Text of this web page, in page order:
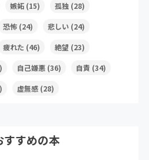
嫉妬(15) 孤独 (28)
恐怖(24) 悲しい(24)
疲れた (46) 絶望 (23)
自己嫌悪(36) 自責 (34)
虚無感(28)
すすめの本